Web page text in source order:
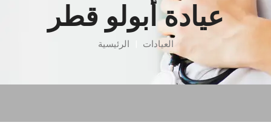
عيادة أبولو قطر
الرئيسية العيادات